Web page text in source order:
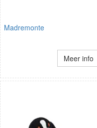
Madremonte
Meer info